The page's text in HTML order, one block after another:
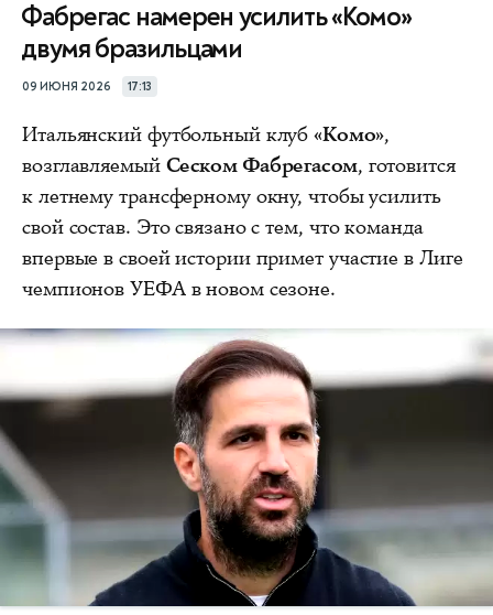
Фабрегас намерен усилить «Комо»
двумя бразильцами
09 ИЮНЯ 2026 17:13
Итальянский футбольный клуб«Комо»,
возглавляемый Сеском Фабрегасом, готовится
к летнему трансферному окну, чтобы усилить
свой состав. Это связано с тем, что команда
впервые в своей истории примет участие в Лиге
чемпионов УЕФА в новом сезоне.